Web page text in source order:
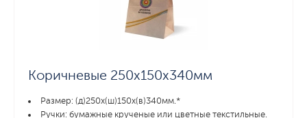
Коричневые 250х150х340мм
Размер: (д)250х(ш)150х(в)340мм.*
Ручки: бумажные крученые или цветные текстильные.